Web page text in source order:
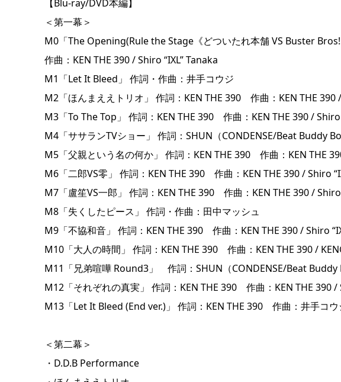
【Blu-ray/DVD本編】
＜第一幕＞
M0「The Opening(Rule the Stage《どついたれ本舗 VS Buster
作曲：KEN THE 390 / Shiro “IXL” Tanaka
M1「Let It Bleed」 作詞・作曲：井手コウジ
M2「ほんまええトリオ」 作詞：KEN THE 390 作曲：KEN THE 390
M3「To The Top」 作詞：KEN THE 390 作曲：KEN THE 390 / Shiro
M4「ササランTVショー」 作詞：SHUN（CONDENSE/Beat Buddy
M5「父親という名の何か」 作詞：KEN THE 390 作曲：KEN THE
M6「二郎VS零」 作詞：KEN THE 390 作曲：KEN THE 390 / Shiro
M7「盧笙VS一郎」 作詞：KEN THE 390 作曲：KEN THE 390 / Shiro
M8「失くしたピース」 作詞・作曲：田中マッシュ
M9「不協和音」 作詞：KEN THE 390 作曲：KEN THE 390 / Shiro
M10「大人の時間」 作詞：KEN THE 390 作曲：KEN THE 390 /
M11「兄弟喧嘩 Round3」 作詞：SHUN（CONDENSE/Beat Buddy
M12「それぞれの真実」 作詞：KEN THE 390 作曲：KEN THE 390 /
M13「Let It Bleed (End ver.)」 作詞：KEN THE 390 作曲：井手コウ
＜第二幕＞
・D.D.B Performance